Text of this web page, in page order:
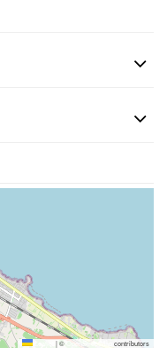
Leaflet|© OpenStreetMap contributors